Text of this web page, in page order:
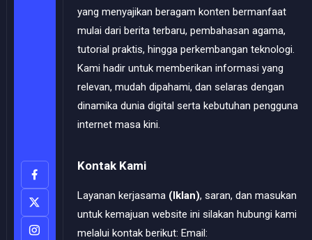
yang menyajikan beragam konten bermanfaat
mulai dari berita terbaru, pembahasan agama,
tutorial praktis, hingga perkembangan teknologi.
Kami hadir untuk memberikan informasi yang
relevan, mudah dipahami, dan selaras dengan
dinamika dunia digital serta kebutuhan pengguna
internet masa kini.
Kontak Kami
Layanan kerjasama (Iklan), saran, dan masukan
untuk kemajuan website ini silakan hubungi kami
melalui kontak berikut: Email: